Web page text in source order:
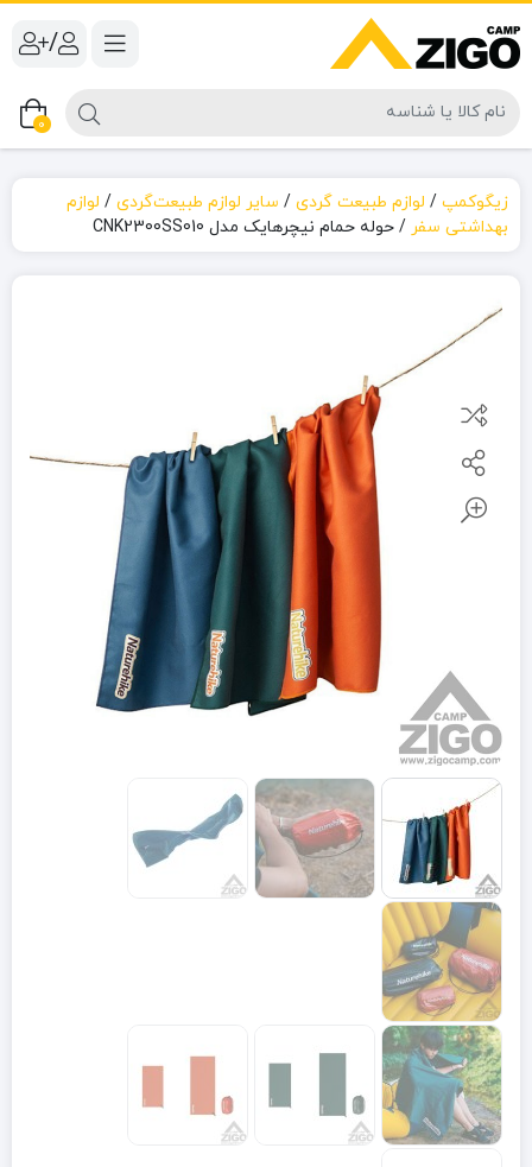
/
0
زیگوکمپ / لوازم طبیعت گردی / سایر لوازم طبیعت‌گردی / لوازم
بهداشتی سفر / حوله حمام نیچرهایک مدل CNK2300SS010